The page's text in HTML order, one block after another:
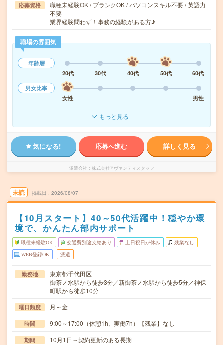
応募資格
職種未経験OK / ブランクOK / パソコンスキル不要 / 英語力
不要
業界経験問わず！事務の経験がある方♪
職場の雰囲気
年齢層
20代
30代 40代 50代
60代
男女比率
女性
男性
もっと見る
気になる! 応募へ進む 詳しく見る
派遣会社 株式会社アヴァンティスタッフ
未読 掲載日 2026/08/07
【10月スタート】40～50代活躍中！穏やか環
境で、かんたん部内サポート
職種未経験OK 交通費別途支給あり 土日祝日が休み 残業なし
WEB登録OK 派遣
勤務地
東京都千代田区
御茶ノ水駅から徒歩3分／新御茶ノ水駅から徒歩5分／神保
町駅から徒歩10分
曜日頻度 月～金
時間 9:00～17:00（休憩1h、実働7h）【残業】なし
期間 10月1日～契約更新のある長期